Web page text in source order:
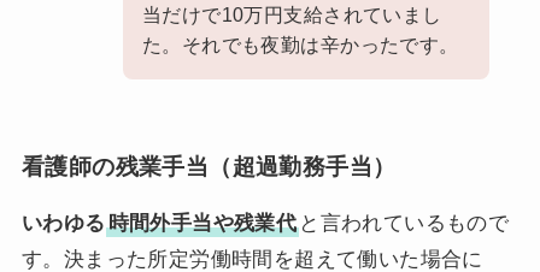
当だけで10万円支給されていまし
た。それでも夜勤は辛かったです。
看護師の残業手当（超過勤務手当）
いわゆる時間外手当や残業代 と言われているもので
す。決まった所定労働時間を超えて働いた場合に